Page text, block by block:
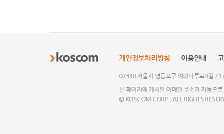
개인정보처리방침 이용안내
07330 서울시 영등포구 여의나루로4길 21
본 페이지에 게시된 이메일 주소가 자동으
© KOSCOM CORP., ALL RIGHTS